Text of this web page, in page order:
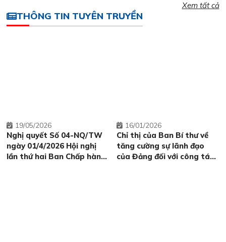
Xem tất cả
THÔNG TIN TUYÊN TRUYỀN
Nghị quyết Số 04-NQ/TW
ngày 01/4/2026 Hội nghị
lần thứ hai Ban Chấp hành
19 05/2026
Chỉ thị của Ban Bí thư về
tăng cường sự lãnh đạo
của Đảng đối với công tác
16 01/2026